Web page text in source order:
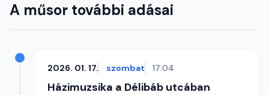
A műsor további adásai
2026. 01. 17. szombat 17:04
Házimuzsika a Délibáb utcában